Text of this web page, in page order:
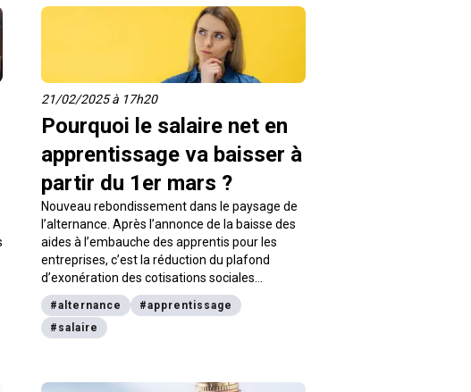
21/02/2025 à 17h20
Pourquoi le salaire net en
apprentissage va baisser à
partir du 1er mars ?
Nouveau rebondissement dans le paysage de
l’alternance. Après l’annonce de la baisse des
aides à l’embauche des apprentis pour les
entreprises, c’est la réduction du plafond
d’exonération des cotisations sociales
salariales sur le salaire des apprentis en
contrat d’apprentissage qui suscite des
inquiétudes. Quelles conséquences sur le
#alternance #apprentissage
# salaire